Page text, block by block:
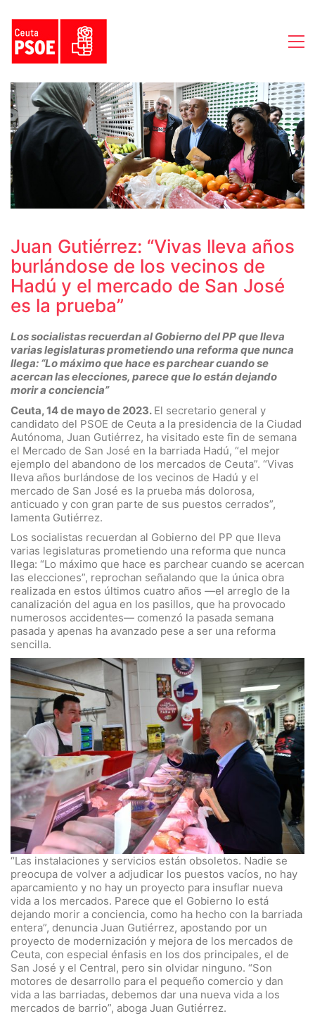
Juan Gutiérrez: “Vivas lleva años
burlándose de los vecinos de
Hadú y el mercado de San José
es la prueba”
Los socialistas recuerdan al Gobierno del PP que lleva
varias legislaturas prometiendo una reforma que nunca
llega: “Lo máximo que hace es parchear cuando se
acercan las elecciones, parece que lo están dejando
morir a conciencia”
Ceuta, 14 de mayo de 2023. El secretario general y
candidato del PSOE de Ceuta a la presidencia de la Ciudad
Autónoma, Juan Gutiérrez, ha visitado este fin de semana
el Mercado de San José en la barriada Hadú, “el mejor
ejemplo del abandono de los mercados de Ceuta”. “Vivas
lleva años burlándose de los vecinos de Hadú y el
mercado de San José es la prueba más dolorosa,
anticuado y con gran parte de sus puestos cerrados”,
lamenta Gutiérrez.
Los socialistas recuerdan al Gobierno del PP que lleva
varias legislaturas prometiendo una reforma que nunca
llega: “Lo máximo que hace es parchear cuando se acercan
las elecciones”, reprochan señalando que la única obra
realizada en estos últimos cuatro años —el arreglo de la
canalización del agua en los pasillos, que ha provocado
numerosos accidentes— comenzó la pasada semana
pasada y apenas ha avanzado pese a ser una reforma
sencilla.
“Las instalaciones y servicios están obsoletos. Nadie se
preocupa de volver a adjudicar los puestos vacíos, no hay
aparcamiento y no hay un proyecto para insuflar nueva
vida a los mercados. Parece que el Gobierno lo está
dejando morir a conciencia, como ha hecho con la barriada
entera”, denuncia Juan Gutiérrez, apostando por un
proyecto de modernización y mejora de los mercados de
Ceuta, con especial énfasis en los dos principales, el de
San José y el Central, pero sin olvidar ninguno. “Son
motores de desarrollo para el pequeño comercio y dan
vida a las barriadas, debemos dar una nueva vida a los
mercados de barrio”, aboga Juan Gutiérrez.